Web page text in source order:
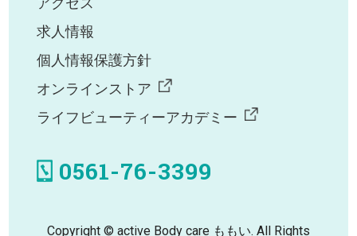
アクセス
求人情報
個人情報保護方針
オンラインストア
ライフビューティーアカデミー
0561-76-3399
Copyright © active Body care ももい. All Rights